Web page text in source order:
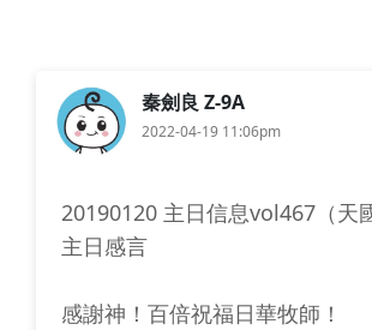
秦劍良 Z-9A
2022-04-19 11:06pm
20190120 主日信息vol467（天
主日感言
感謝神！百倍祝福日華牧師！